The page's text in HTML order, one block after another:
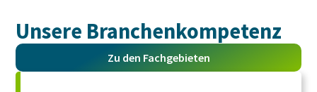
Unsere Branchen­kompetenz
Zu den Fachgebieten